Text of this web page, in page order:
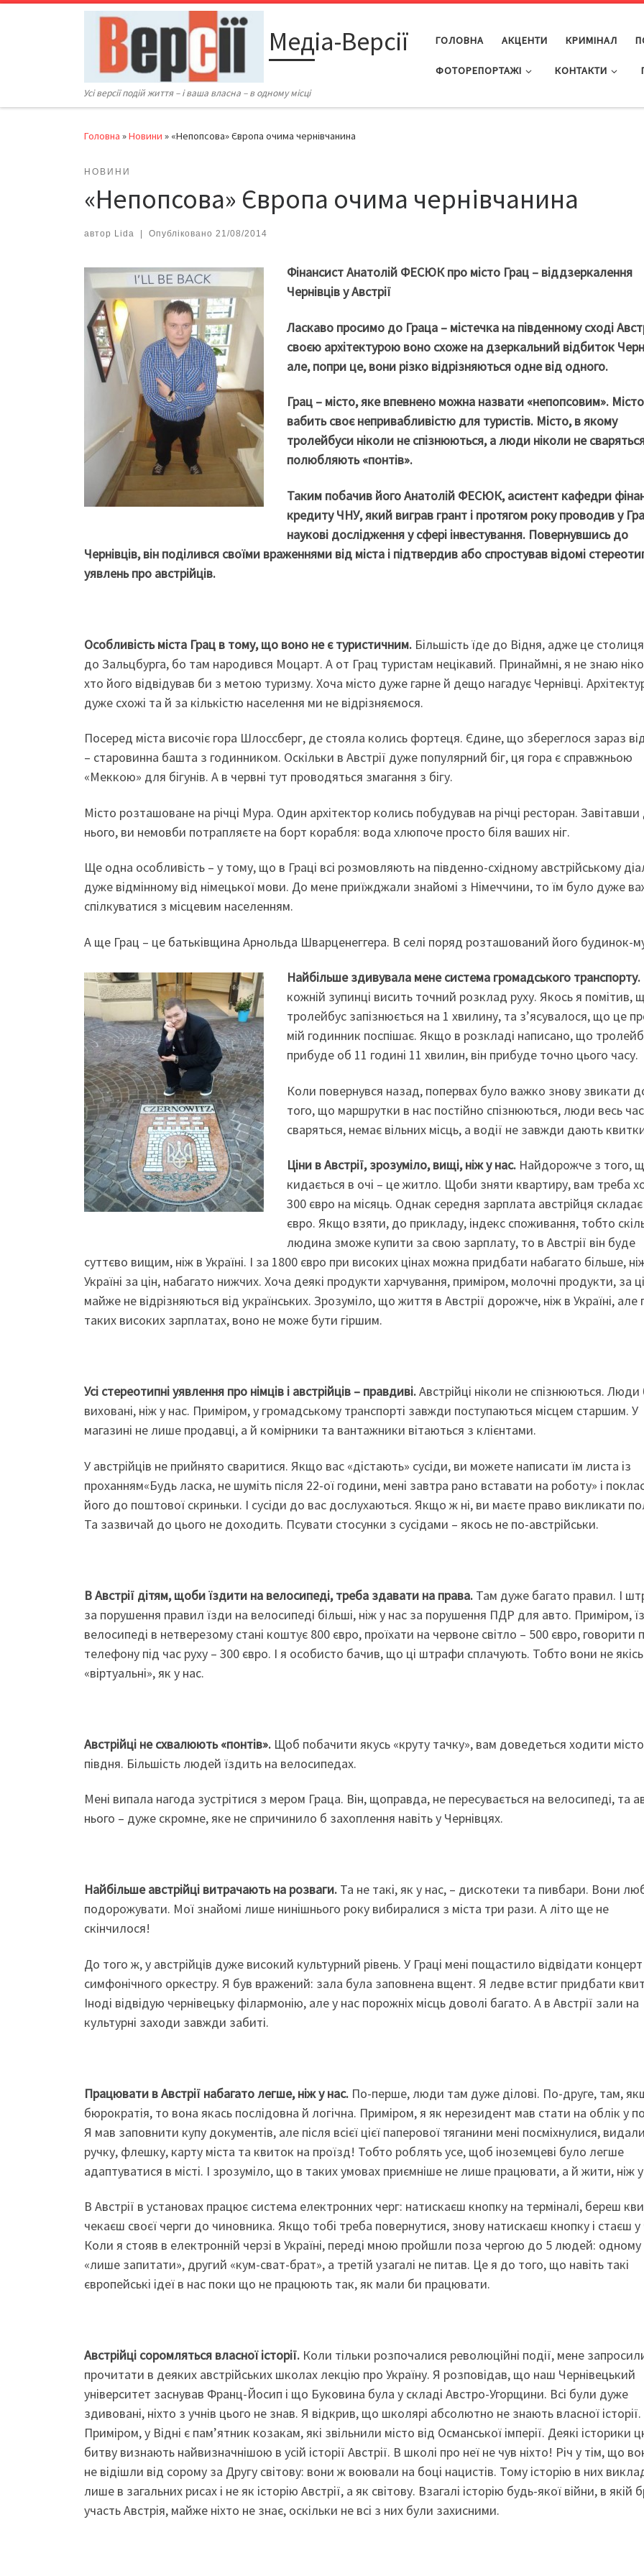
Перейти до вмісту
Медіа-Версії
Усі версії подій життя – і ваша власна – в одному місці
ГОЛОВНА АКЦЕНТИ КРИМІНАЛ
ФОТОРЕПОРТАЖІ КОНТАКТИ
Головна »Новини » «Непопсова» Європа очима чернівчанина
НОВИНИ
«Непопсова» Європа очима чернівчанина
автор Lida Опубліковано 21/08/2014
Фінансист Анатолій ФЕСЮК про місто Грац – віддзеркалення
Чернівців у Австрії
Ласкаво просимо до Граца – містечка на південному сході
своєю архітектурою воно схоже на дзеркальний відбиток
але, попри це, вони різко відрізняються одне від одного.
Грац – місто, яке впевнено можна назвати «непопсовим».
вабить своє непривабливістю для туристів. Місто, в якому
тролейбуси ніколи не спізнюються, а люди ніколи не
полюбляють «понтів».
Таким побачив його Анатолій ФЕСЮК, асистент кафедри
кредиту ЧНУ, який виграв грант і протягом року проводив у
наукові дослідження у сфері інвестування. Повернувшись до
Чернівців, він поділився своїми враженнями від міста і підтвердив або спростував відомі
уявлень про австрійців.
Особливість міста Грац в тому, що воно не є туристичним. Більшість їде до Відня, адже це
до Зальцбурга, бо там народився Моцарт. А от Грац туристам нецікавий. Принаймні, я не знаю
хто його відвідував би з метою туризму. Хоча місто дуже гарне й дещо нагадує Чернівці.
дуже схожі та й за кількістю населення ми не відрізняємося.
Посеред міста височіє гора Шлоссберг, де стояла колись фортеця. Єдине, що збереглося зараз
– старовинна башта з годинником. Оскільки в Австрії дуже популярний біг, ця гора є справжньою
«Меккою» для бігунів. А в червні тут проводяться змагання з бігу.
Місто розташоване на річці Мура. Один архітектор колись побудував на річці ресторан. Завітавши
нього, ви немовби потрапляєте на борт корабля: вода хлюпоче просто біля ваших ніг.
Ще одна особливість – у тому, що в Граці всі розмовляють на південно-східному австрійському
дуже відмінному від німецької мови. До мене приїжджали знайомі з Німеччини, то їм було дуже
спілкуватися з місцевим населенням.
А ще Грац – це батьківщина Арнольда Шварценеггера. В селі поряд розташований його будинок-
Найбільше здивувала мене система громадського транспорту.
кожній зупинці висить точний розклад руху. Якось я помітив,
тролейбус запізнюється на 1 хвилину, та з’ясувалося, що це
мій годинник поспішає. Якщо в розкладі написано, що
прибуде об 11 годині 11 хвилин, він прибуде точно цього часу.
Коли повернувся назад, попервах було важко знову звикати
того, що маршрутки в нас постійно спізнюються, люди весь час
сваряться, немає вільних місць, а водії не завжди дають
Ціни в Австрії, зрозуміло, вищі, ніж у нас. Найдорожче з того,
кидається в очі – це житло. Щоби зняти квартиру, вам треба
300 євро на місяць. Однак середня зарплата австрійця
євро. Якщо взяти, до прикладу, індекс споживання, тобто
людина зможе купити за свою зарплату, то в Австрії він буде
суттєво вищим, ніж в Україні. І за 1800 євро при високих цінах можна придбати набагато більше,
Україні за цін, набагато нижчих. Хоча деякі продукти харчування, приміром, молочні продукти, за
майже не відрізняються від українських. Зрозуміло, що життя в Австрії дорожче, ніж в Україні, але
таких високих зарплатах, воно не може бути гіршим.
Усі стереотипні уявлення про німців і австрійців – правдиві.Австрійці ніколи не спізнюються. Люди
виховані, ніж у нас. Приміром, у громадському транспорті завжди поступаються місцем старшим. У
магазині не лише продавці, а й комірники та вантажники вітаються з клієнтами.
У австрійців не прийнято сваритися. Якщо вас «дістають» сусіди, ви можете написати їм листа із
проханням«Будь ласка, не шуміть після 22-ої години, мені завтра рано вставати на роботу» і
його до поштової скриньки. І сусіди до вас дослухаються. Якщо ж ні, ви маєте право викликати
Та зазвичай до цього не доходить. Псувати стосунки з сусідами – якось не по-австрійськи.
В Австрії дітям, щоби їздити на велосипеді, треба здавати на права. Там дуже багато правил. І
за порушення правил їзди на велосипеді більші, ніж у нас за порушення ПДР для авто. Приміром,
велосипеді в нетверезому стані коштує 800 євро, проїхати на червоне світло – 500 євро, говорити
телефону під час руху – 300 євро. І я особисто бачив, що ці штрафи сплачують. Тобто вони не якісь
«віртуальні», як у нас.
Австрійці не схвалюють «понтів». Щоб побачити якусь «круту тачку», вам доведеться ходити
півдня. Більшість людей їздить на велосипедах.
Мені випала нагода зустрітися з мером Граца. Він, щоправда, не пересувається на велосипеді, та
нього – дуже скромне, яке не спричинило б захоплення навіть у Чернівцях.
Найбільше австрійці витрачають на розваги. Та не такі, як у нас, – дискотеки та пивбари. Вони
подорожувати. Мої знайомі лише нинішнього року вибиралися з міста три рази. А літо ще не
скінчилося!
До того ж, у австрійців дуже високий культурний рівень. У Граці мені пощастило відвідати концерт
симфонічного оркестру. Я був вражений: зала була заповнена вщент. Я ледве встиг придбати
Іноді відвідую чернівецьку філармонію, але у нас порожніх місць доволі багато. А в Австрії зали на
культурні заходи завжди забиті.
Працювати в Австрії набагато легше, ніж у нас. По-перше, люди там дуже ділові. По-друге, там,
бюрократія, то вона якась послідовна й логічна. Приміром, я як нерезидент мав стати на облік у
Я мав заповнити купу документів, але після всієї цієї паперової тяганини мені посміхнулися, видали
ручку, флешку, карту міста та квиток на проїзд! Тобто роблять усе, щоб іноземцеві було легше
адаптуватися в місті. І зрозуміло, що в таких умовах приємніше не лише працювати, а й жити, ніж
В Австрії в установах працює система електронних черг: натискаєш кнопку на терміналі, береш
чекаєш своєї черги до чиновника. Якщо тобі треба повернутися, знову натискаєш кнопку і стаєш у
Коли я стояв в електронній черзі в Україні, переді мною пройшли поза чергою до 5 людей: одному
«лише запитати», другий «кум-сват-брат», а третій узагалі не питав. Це я до того, що навіть такі
європейські ідеї в нас поки що не працюють так, як мали би працювати.
Австрійці соромляться власної історії. Коли тільки розпочалися революційні події, мене
прочитати в деяких австрійських школах лекцію про Україну. Я розповідав, що наш Чернівецький
університет заснував Франц-Йосип і що Буковина була у складі Австро-Угорщини. Всі були дуже
здивовані, ніхто з учнів цього не знав. Я відкрив, що школярі абсолютно не знають власної історії.
Приміром, у Відні є пам’ятник козакам, які звільнили місто від Османської імперії. Деякі історики
битву визнають найвизначнішою в усій історії Австрії. В школі про неї не чув ніхто! Річ у тім, що
не відішли від сорому за Другу світову: вони ж воювали на боці нацистів. Тому історію в них
лише в загальних рисах і не як історію Австрії, а як світову. Взагалі історію будь-якої війни, в якій
участь Австрія, майже ніхто не знає, оскільки не всі з них були захисними.